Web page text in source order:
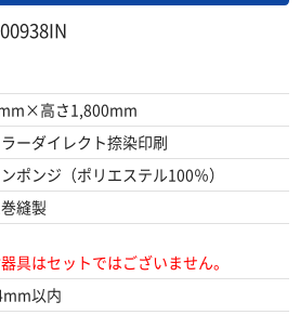
高さ1,800mm
ーダイレクト捺染印刷
ポンジ（ポリエステル100％）
縫製
具はセットではございません。
以内